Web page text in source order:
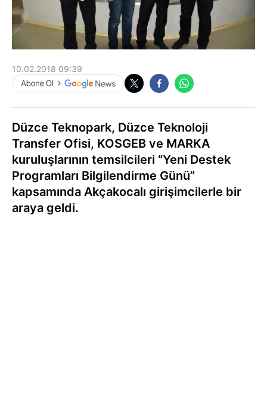
10.02.2018 09:39
Düzce Teknopark, Düzce Teknoloji
Transfer Ofisi, KOSGEB ve MARKA
kuruluşlarının temsilcileri “Yeni Destek
Programları Bilgilendirme Günü”
kapsamında Akçakocalı girişimcilerle bir
araya geldi.